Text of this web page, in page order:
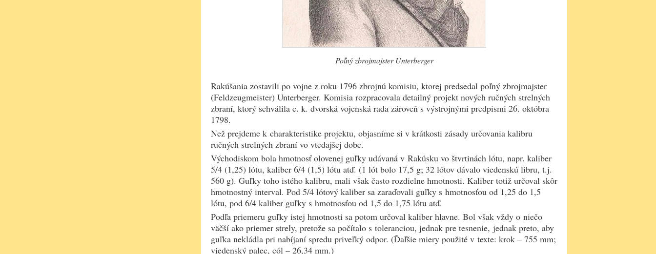
Poľný zbrojmajster Unterberger
Rakúšania zostavili po vojne z roku 1796 zbrojnú komisiu, ktorej predsedal poľný zbrojmajster
(Feldzeugmeister) Unterberger. Komisia rozpracovala detailný projekt nových ručných strelných
zbraní, ktorý schválila c. k. dvorská vojenská rada zároveň s výstrojnými predpismi 26. októbra
1798.
Než prejdeme k charakteristike projektu, objasníme si v krátkosti zásady určovania kalibru
ručných strelných zbraní vo vtedajšej dobe.
Východiskom bola hmotnosť olovenej guľky udávaná v Rakúsku vo štvrtinách lótu, napr. kaliber
5/4 (1,25) lótu, kaliber 6/4 (1,5) lótu atď. (1 lót bolo 17,5 g; 32 lótov dávalo viedenskú libru, t.j.
560 g). Guľky toho istého kalibru, mali však často rozdielne hmotnosti. Kaliber totiž určoval skôr
hmotnostný interval. Pod 5/4 lótový kaliber sa zaraďovali guľky s hmotnosťou od 1,25 do 1,5
lótu, pod 6/4 kaliber guľky s hmotnosťou od 1,5 do 1,75 lótu atď.
Podľa priemeru guľky istej hmotnosti sa potom určoval kaliber hlavne. Bol však vždy o niečo
väčší ako priemer strely, pretože sa počítalo s toleranciou, jednak pre tesnenie, jednak preto, aby
guľka nekládla pri nabíjaní spredu priveľký odpor. (Ďaľšie miery použité v texte: krok – 755 mm;
viedenský palec, cól – 26,34 mm.)